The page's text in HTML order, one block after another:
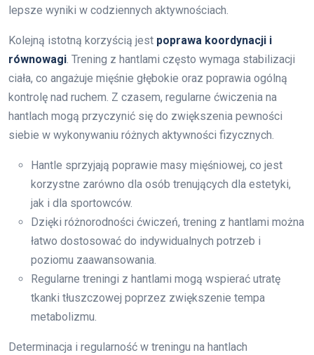
lepsze wyniki w codziennych aktywnościach.
Kolejną istotną korzyścią jest poprawa koordynacji i
równowagi. Trening z hantlami często wymaga stabilizacji
ciała, co angażuje mięśnie głębokie oraz poprawia ogólną
kontrolę nad ruchem. Z czasem, regularne ćwiczenia na
hantlach mogą przyczynić się do zwiększenia pewności
siebie w wykonywaniu różnych aktywności fizycznych.
Hantle sprzyjają poprawie masy mięśniowej, co jest
korzystne zarówno dla osób trenujących dla estetyki,
jak i dla sportowców.
Dzięki różnorodności ćwiczeń, trening z hantlami można
łatwo dostosować do indywidualnych potrzeb i
poziomu zaawansowania.
Regularne treningi z hantlami mogą wspierać utratę
tkanki tłuszczowej poprzez zwiększenie tempa
metabolizmu.
Determinacja i regularność w treningu na hantlach